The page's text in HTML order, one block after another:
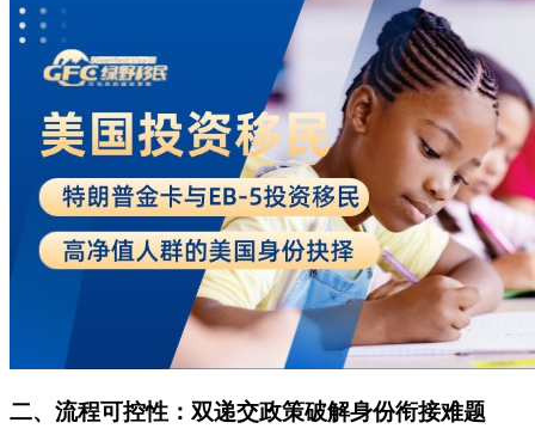
二、流程可控性：双递交政策破解身份衔接难题